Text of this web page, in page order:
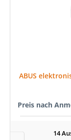
ABUS
Preis nach
14